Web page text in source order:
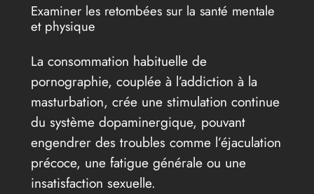
Examiner les retombées sur la santé mentale
et physique
La consommation habituelle de
pornographie, couplée à l’addiction à la
masturbation, crée une stimulation continue
du système dopaminergique, pouvant
engendrer des troubles comme l’éjaculation
précoce, une fatigue générale ou une
insatisfaction sexuelle.